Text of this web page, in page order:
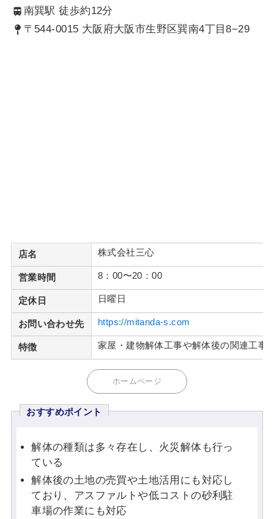
南巽駅 徒歩約12分
〒544-0015 大阪府大阪市生野区巽南4丁目8−29
店名 株式会社三心
営業時間 8：00〜20：00
定休日 日曜日
お問い合わせ先 https://mitanda-s.com
特徴 家屋・建物解体工事や解体後の関連工事
ホームページ
おすすめポイント
解体の種類は多々存在し、火災解体も行っ
ている
解体後の土地の売買や土地活用にも対応し
ており、アスファルトや低コストの砂利駐
車場の作業にも対応